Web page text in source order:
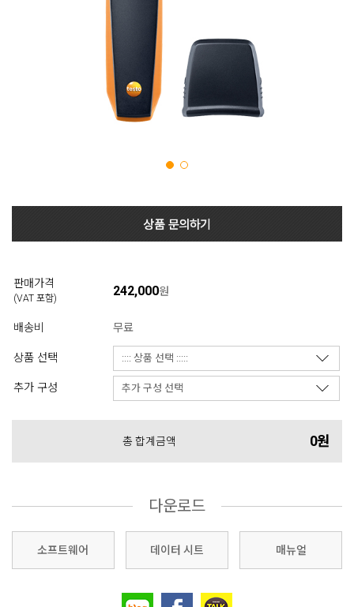
다운로드
소프트웨어 데이터 시트 매뉴얼
판매가격
(VAT 포함) 242,000원
배송비 무료
상품 선택
추가 구성
총 합계금액 0원